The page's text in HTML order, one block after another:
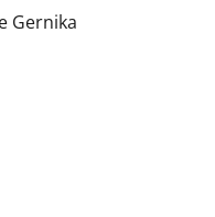
Gernika